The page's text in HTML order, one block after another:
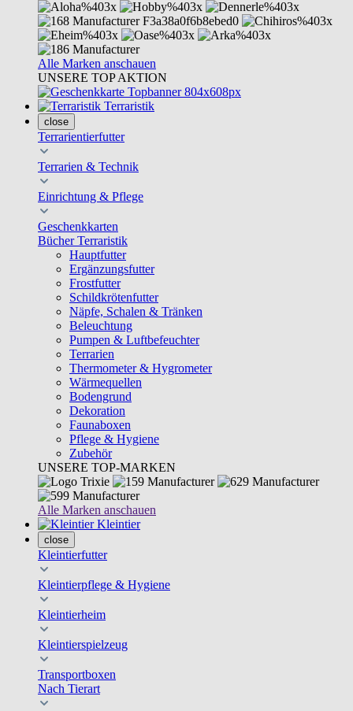
Alle Marken anschauen
UNSERE TOP AKTION
Terraristik
close
Terrarientierfutter
Terrarien & Technik
Einrichtung & Pflege
Geschenkkarten
Bücher Terraristik
Hauptfutter
Ergänzungsfutter
Frostfutter
Schildkrötenfutter
Näpfe, Schalen & Tränken
Beleuchtung
Pumpen & Luftbefeuchter
Terrarien
Thermometer & Hygrometer
Wärmequellen
Bodengrund
Dekoration
Faunaboxen
Pflege & Hygiene
Zubehör
UNSERE TOP-MARKEN
Alle Marken anschauen
Kleintier
close
Kleintierfutter
Kleintierpflege & Hygiene
Kleintierheim
Kleintierspielzeug
Transportboxen
Nach Tierart